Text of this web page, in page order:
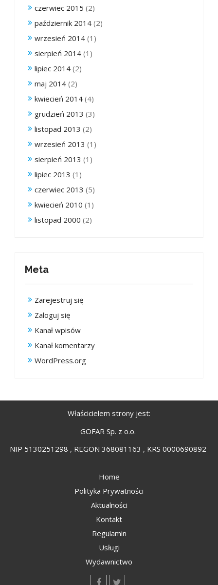
czerwiec 2015 (2)
październik 2014 (2)
wrzesień 2014 (1)
sierpień 2014 (1)
lipiec 2014 (2)
maj 2014 (2)
kwiecień 2014 (4)
grudzień 2013 (3)
listopad 2013 (2)
wrzesień 2013 (1)
sierpień 2013 (1)
lipiec 2013 (1)
czerwiec 2013 (5)
kwiecień 2010 (1)
listopad 2000 (2)
Meta
Zarejestruj się
Zaloguj się
Kanał wpisów
Kanał komentarzy
WordPress.org
Właścicielem strony jest:
GOFAR Sp. z o.o.
NIP 5130251298 , REGON 368081163 , KRS 0000690892
Home
Polityka Prywatności
Aktualności
Kontakt
Regulamin
Usługi
Wydawnictwo